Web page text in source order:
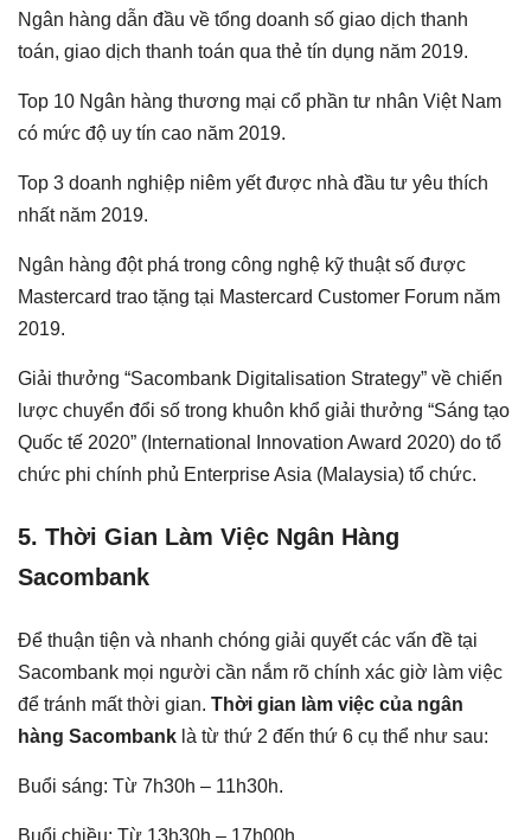
Ngân hàng dẫn đầu về tổng doanh số giao dịch thanh
toán, giao dịch thanh toán qua thẻ tín dụng năm 2019.
Top 10 Ngân hàng thương mại cổ phần tư nhân Việt Nam
có mức độ uy tín cao năm 2019.
Top 3 doanh nghiệp niêm yết được nhà đầu tư yêu thích
nhất năm 2019.
Ngân hàng đột phá trong công nghệ kỹ thuật số được
Mastercard trao tặng tại Mastercard Customer Forum năm
2019.
Giải thưởng “Sacombank Digitalisation Strategy” về chiến
lược chuyển đổi số trong khuôn khổ giải thưởng “Sáng tạo
Quốc tế 2020” (International Innovation Award 2020) do tổ
chức phi chính phủ Enterprise Asia (Malaysia) tổ chức.
5. Thời Gian Làm Việc Ngân Hàng
Sacombank
Để thuận tiện và nhanh chóng giải quyết các vấn đề tại
Sacombank mọi người cần nắm rõ chính xác giờ làm việc
để tránh mất thời gian. Thời gian làm việc của ngân
hàng Sacombank là từ thứ 2 đến thứ 6 cụ thể như sau:
Buổi sáng: Từ 7h30h – 11h30h.
Buổi chiều: Từ 13h30h – 17h00h.